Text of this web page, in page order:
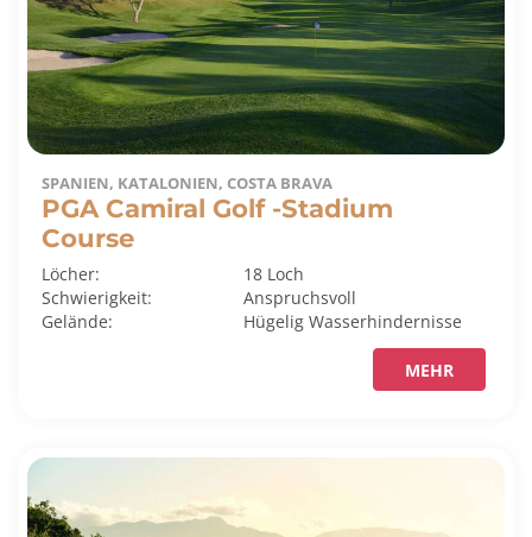
SPANIEN, KATALONIEN, COSTA BRAVA
PGA Camiral Golf -Stadium
Course
Löcher:
18 Loch
Schwierigkeit:
Anspruchsvoll
Gelände:
HügeligWasserhindernisse
MEHR